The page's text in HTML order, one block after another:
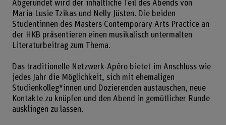
Abgerundet wird der inhaltliche Teil des Abends von
Maria-Lusie Tzikas und Nelly Jüsten. Die beiden
Studentinnen des Masters Contemporary Arts Practice an
der HKB präsentieren einen musikalisch untermalten
Literaturbeitrag zum Thema.
Das traditionelle Netzwerk-Apéro bietet im Anschluss wie
jedes Jahr die Möglichkeit, sich mit ehemaligen
Studienkolleg*innen und Dozierenden austauschen, neue
Kontakte zu knüpfen und den Abend in gemütlicher Runde
ausklingen zu lassen.